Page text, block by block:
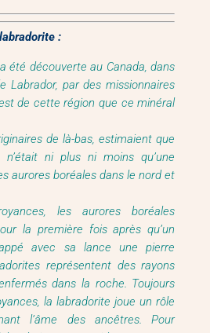
:
été découverte au Canada, dans
Labrador, par des missionnaires
de cette région que ce minéral
de là-bas, estimaient que
ni plus ni moins qu’une
aurores boréales dans le nord et
les aurores boréales
la première fois après qu’un
avec sa lance une pierre
représentent des rayons
dans la roche. Toujours
la labradorite joue un rôle
l’âme des ancêtres. Pour